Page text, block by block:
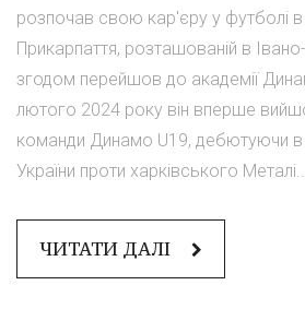
розпочав свою кар'єру у
Прикарпаття, розташованій в
згодом перейшов до академії
лютого 2024 року він вперше
команди Динамо U19, дебютуючи в
України проти харківського
ЧИТАТИ ДАЛІ